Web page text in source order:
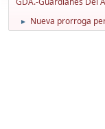
► Nueva prorroga